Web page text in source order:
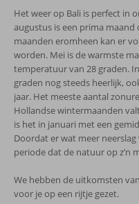
Het weer op Bali is perfect in
augustus is een prima
maanden eromheen kan er
worden. Mei is de warmste
temperatuur van 28 graden.
graden nog steeds heerlijk,
jaar. Het meeste aantal
Hollandse wintermaanden
is het in januari met een
Doordat er wat meer
periode dat de natuur op z’n
We hebben de uitkomsten
voor je op een rijtje gezet.